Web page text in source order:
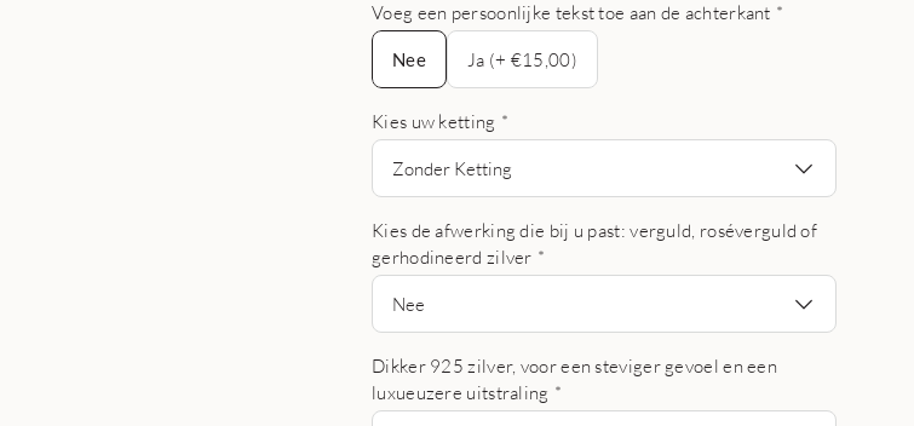
Voeg een persoonlijke tekst toe aan de achterkant *
Nee
Nee
Ja (+ €15,00)
Kies uw ketting *
Zonder Ketting
Kies de afwerking die bij u past: verguld, roséverguld of
gerhodineerd zilver *
Nee
Dikker 925 zilver, voor een steviger gevoel en een
luxueuzere uitstraling *